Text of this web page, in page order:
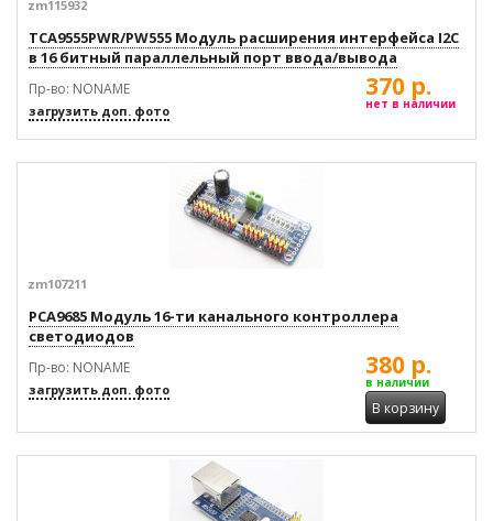
zm115932
TCA9555PWR/PW555 Модуль расширения интерфейса I2C
в 16 битный параллельный порт ввода/вывода
Пр-во: NONAME
загрузить доп. фото
370 р.
нет в наличии
zm107211
PCA9685 Модуль 16-ти канального контроллера
светодиодов
Пр-во: NONAME
загрузить доп. фото
380 р.
в наличии
В корзину